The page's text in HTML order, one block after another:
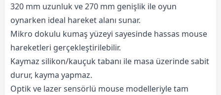
320 mm uzunluk ve 270 mm genişlik ile oyun
oynarken ideal hareket alanı sunar.
Mikro dokulu kumaş yüzeyi sayesinde hassas mouse
hareketleri gerçekleştirilebilir.
Kaymaz silikon/kauçuk tabanı ile masa üzerinde sabit
durur, kayma yapmaz.
Optik ve lazer sensörlü mouse modelleriyle tam